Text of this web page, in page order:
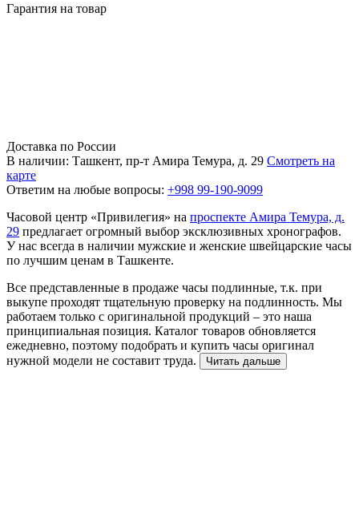
Гарантия на товар
Доставка по России
В наличии: Ташкент, пр-т Амира Темура, д. 29 Смотреть на
карте
Ответим на любые вопросы: +998 99-190-9099
Часовой центр «Привилегия» на проспекте Амира Темура, д.
29 предлагает огромный выбор эксклюзивных хронографов.
У нас всегда в наличии мужские и женские швейцарские часы
по лучшим ценам в Ташкенте.
Все представленные в продаже часы подлинные, т.к. при
выкупе проходят тщательную проверку на подлинность. Мы
работаем только с оригинальной продукций – это наша
принципиальная позиция. Каталог товаров обновляется
ежедневно, поэтому подобрать и купить часы оригинал
нужной модели не составит труда.
Читать дальше